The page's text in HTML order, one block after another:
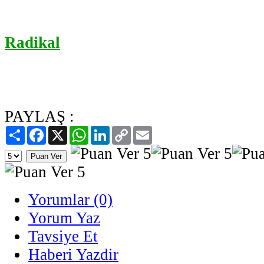
Radikal
PAYLAŞ :
PaylaşFacebook
X WhatsAppLinkedIn
Copy
Link
Yorumlar (0)
Yorum Yaz
Tavsiye Et
Haberi Yazdir